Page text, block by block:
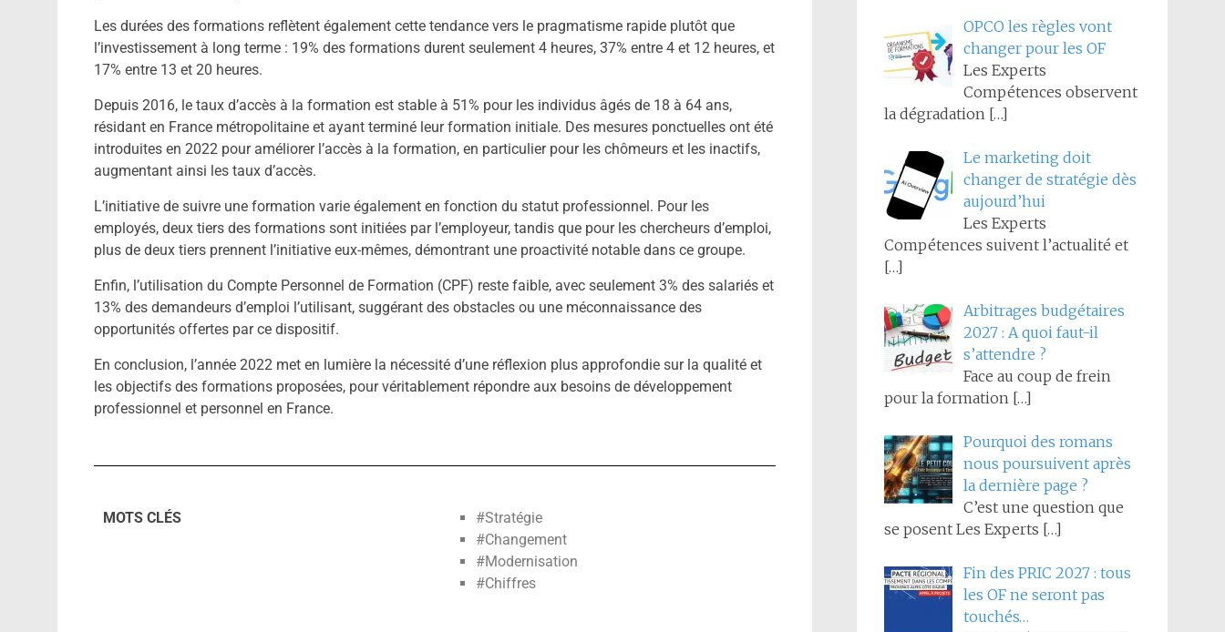
Les durées des formations reflètent également cette tendance vers le pragmatisme rapide plutôt que
l’investissement à long terme : 19% des formations durent seulement 4 heures, 37% entre 4 et 12 heures, et
17% entre 13 et 20 heures.
Depuis 2016, le taux d’accès à la formation est stable à 51% pour les individus âgés de 18 à 64 ans,
résidant en France métropolitaine et ayant terminé leur formation initiale. Des mesures ponctuelles ont été
introduites en 2022 pour améliorer l’accès à la formation, en particulier pour les chômeurs et les inactifs,
augmentant ainsi les taux d’accès.
L’initiative de suivre une formation varie également en fonction du statut professionnel. Pour les
employés, deux tiers des formations sont initiées par l’employeur, tandis que pour les chercheurs d’emploi,
plus de deux tiers prennent l’initiative eux-mêmes, démontrant une proactivité notable dans ce groupe.
Enfin, l’utilisation du Compte Personnel de Formation (CPF) reste faible, avec seulement 3% des salariés et
13% des demandeurs d’emploi l’utilisant, suggérant des obstacles ou une méconnaissance des
opportunités offertes par ce dispositif.
En conclusion, l’année 2022 met en lumière la nécessité d’une réflexion plus approfondie sur la qualité et
les objectifs des formations proposées, pour véritablement répondre aux besoins de développement
professionnel et personnel en France.
MOTS CLÉS
#Stratégie
#Changement
#Modernisation
#Chiffres
OPCO les règles vont
changer pour les OF
Les Experts
Compétences observent
la dégradation […]
Le marketing doit
changer de stratégie dès
aujourd’hui
Les Experts
Compétences suivent l’actualité et
[…]
Arbitrages budgétaires
2027 : A quoi faut-il
s’attendre ?
Face au coup de frein
pour la formation […]
Pourquoi des romans
nous poursuivent après
la dernière page ?
C’est une question que
se posent Les Experts […]
Fin des PRIC 2027 : tous
les OF ne seront pas
touchés…